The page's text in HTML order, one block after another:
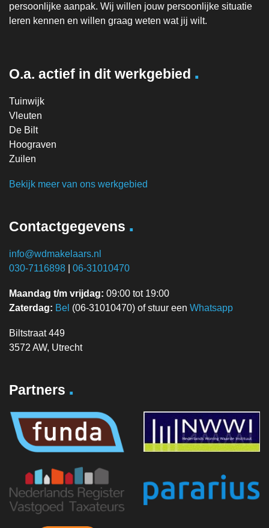
persoonlijke aanpak. Wij willen jouw persoonlijke situatie
leren kennen en willen graag weten wat jij wilt.
O.a. actief in dit werkgebied .
Tuinwijk
Vleuten
De Bilt
Hoograven
Zuilen
Bekijk meer van ons werkgebied
Contactgegevens .
info@wdmakelaars.nl
030-7116898
06-31010470
Maandag t/m vrijdag: 09:00 tot 19:00
Zaterdag: Bel (06-31010470) of stuur een Whatsapp
Biltstraat 449
3572 AW, Utrecht
Partners .